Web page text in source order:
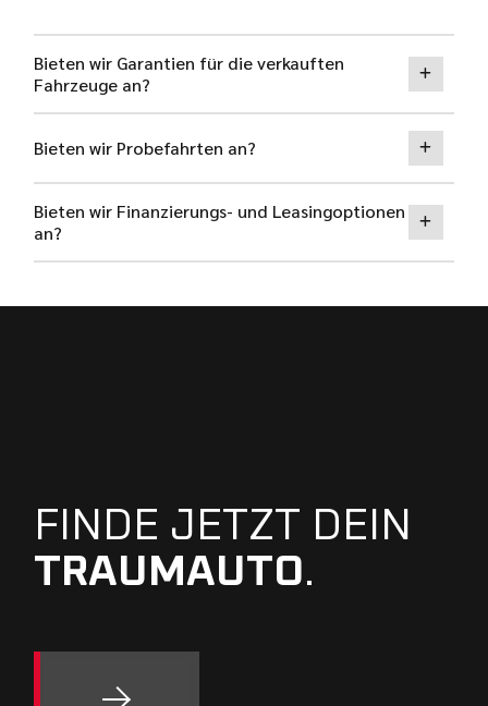
Bieten wir Garantien für die verkauften
Fahrzeuge an?
Bieten wir Probefahrten an?
Bieten wir Finanzierungs- und Leasingoptionen
an?
FINDE JETZT DEIN
TRAUMAUTO.